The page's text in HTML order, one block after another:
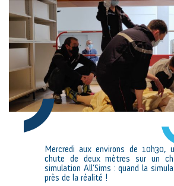
Mercredi aux environs de 10h30,
chute de deux mètres sur un
simulation All’Sims : quand la
près de la réalité !